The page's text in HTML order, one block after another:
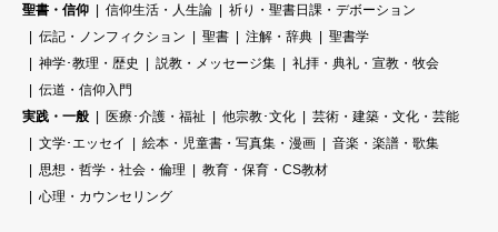
聖書・信仰
信仰生活・人生論
祈り・聖書日課・デボーション
伝記・ノンフィクション
聖書 注解・辞典
聖書学
神学･教理・歴史
説教・メッセージ集
礼拝・典礼・宣教・牧会
伝道・信仰入門
実践・一般
医療･介護・福祉 他宗教･文化
芸術・建築・文化・芸能
文学･エッセイ
絵本・児童書・写真集・漫画
音楽・楽譜・歌集
思想・哲学・社会・倫理
教育・保育・CS教材
心理・カウンセリング